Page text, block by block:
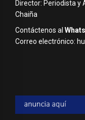
Director: Periodista y
Chaiña
Contáctenos al
Correo electrónico: